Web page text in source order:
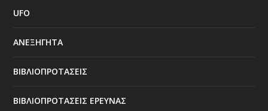
UFO
ΑΝΕΞΗΓΗΤΑ
ΒΙΒΛΙΟΠΡΟΤΑΣΕΙΣ
ΒΙΒΛΙΟΠΡΟΤΑΣΕΙΣ ΕΡΕΥΝΑΣ